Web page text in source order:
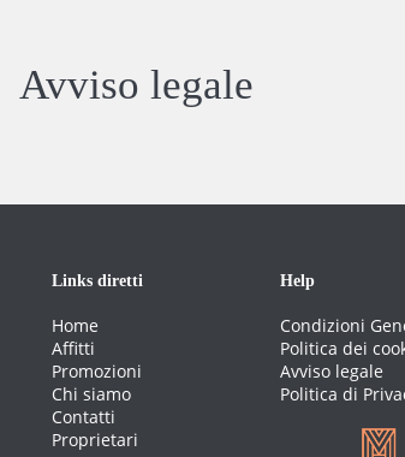
Avviso legale
Links diretti
Home
Affitti
Promozioni
Chi siamo
Contatti
Proprietari
Help
Condizioni
Politica dei
Avviso legale
Politica di